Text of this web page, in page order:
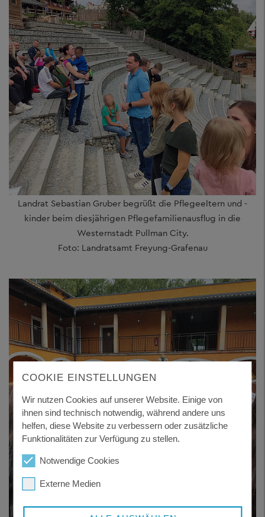
Landrat Sebastian Gruber begrüßt die Pflegeeltern und -
kinder beim diesjährigen Pflegefamilienausflug in die
Westernstadt Pullman City.
Foto: Landratsamt Freyung-Grafenau
COOKIE EINSTELLUNGEN
Wir nutzen Cookies auf unserer Website. Einige von
ihnen sind technisch notwendig, während andere uns
helfen, diese Website zu verbessern oder zusätzliche
Funktionalitäten zur Verfügung zu stellen.
Notwendige Cookies
Externe Medien